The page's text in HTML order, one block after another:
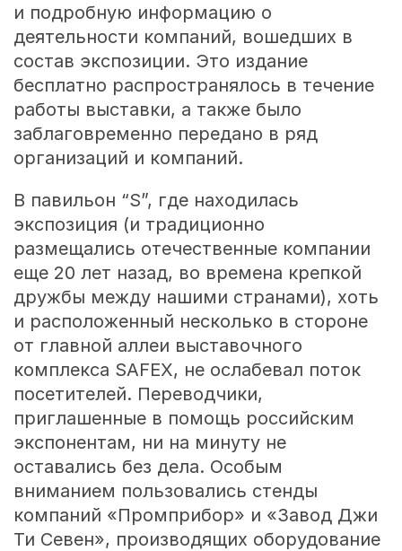
и подробную информацию о
деятельности компаний, вошедших в
состав экспозиции. Это издание
бесплатно распространялось в течение
работы выставки, а также было
заблаговременно передано в ряд
организаций и компаний.
В павильон “S”, где находилась
экспозиция (и традиционно
размещались отечественные компании
еще 20 лет назад, во времена крепкой
дружбы между нашими странами), хоть
и расположенный несколько в стороне
от главной аллеи выставочного
комплекса SAFEX, не ослабевал поток
посетителей. Переводчики,
приглашенные в помощь российским
экспонентам, ни на минуту не
оставались без дела. Особым
вниманием пользовались стенды
компаний «Промприбор» и «Завод Джи
Ти Севен», производящих оборудование